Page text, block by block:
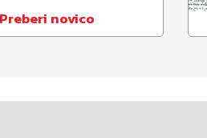
Preberi novico